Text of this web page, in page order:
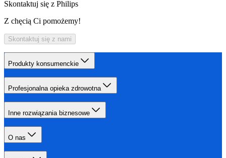
Skontaktuj się z Philips
Z chęcią Ci pomożemy!
Skontaktuj się z nami
Produkty konsumenckie
Profesjonalna opieka zdrowotna
Inne rozwiązania biznesowe
O nas